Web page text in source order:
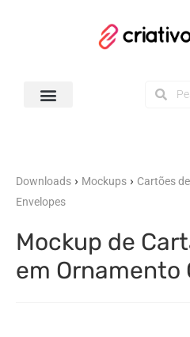
Downloads › Mockups › Cartões
Envelopes
Mockup de
em Ornamento